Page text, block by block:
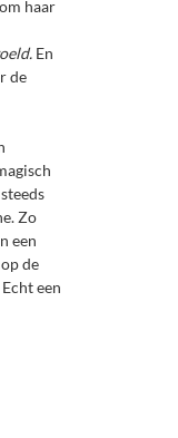
haar
En
de
Zo
een
de
een